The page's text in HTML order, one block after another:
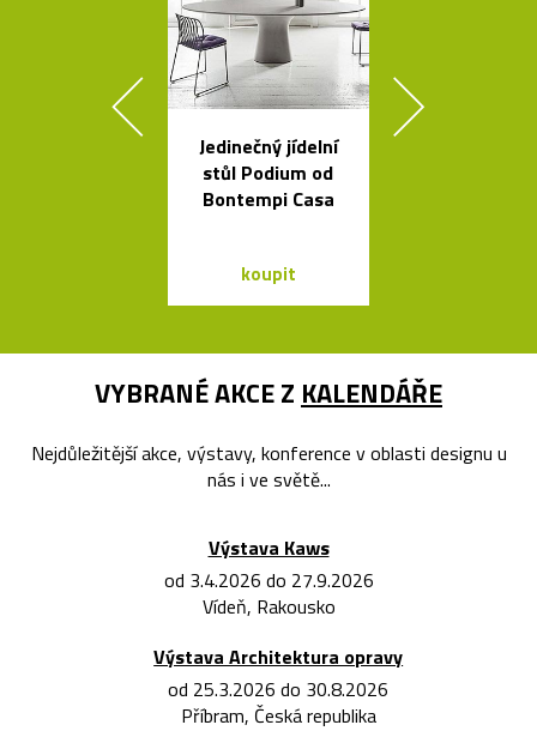
Jedinečný jídelní
stůl Podium od
Bontempi Casa
koupit
VYBRANÉ AKCE Z KALENDÁŘE
Nejdůležitější akce, výstavy, konference v oblasti designu u
nás i ve světě...
Výstava Kaws
od 3.4.2026 do 27.9.2026
Vídeň, Rakousko
Výstava Architektura opravy
od 25.3.2026 do 30.8.2026
Příbram, Česká republika